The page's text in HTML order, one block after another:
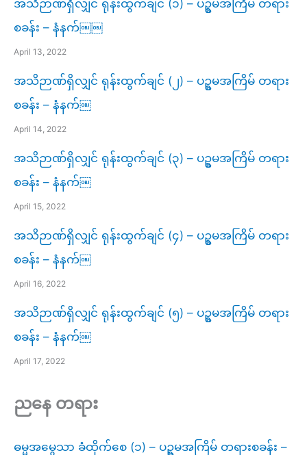
အသိဉာဏ်ရှိလျှင် ရုန်းထွက်ချင် (၁) – ပဥ္စမအကြိမ် တရား
စခန်း – နံနက်￼￼
April 13, 2022
အသိဉာဏ်ရှိလျှင် ရုန်းထွက်ချင် (၂) – ပဥ္စမအကြိမ် တရား
စခန်း – နံနက်￼
April 14, 2022
အသိဉာဏ်ရှိလျှင် ရုန်းထွက်ချင် (၃) – ပဥ္စမအကြိမ် တရား
စခန်း – နံနက်￼
April 15, 2022
အသိဉာဏ်ရှိလျှင် ရုန်းထွက်ချင် (၄) – ပဥ္စမအကြိမ် တရား
စခန်း – နံနက်￼
April 16, 2022
အသိဉာဏ်ရှိလျှင် ရုန်းထွက်ချင် (၅) – ပဥ္စမအကြိမ် တရား
စခန်း – နံနက်￼
April 17, 2022
ညနေ တရား
ဓမ္မအမွေသာ ခံထိုက်စေ (၁) – ပဥ္စမအကြိမ် တရားစခန်း –